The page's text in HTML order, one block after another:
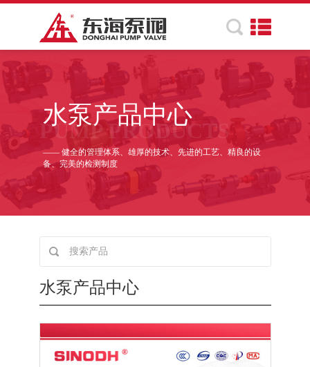
水泵产品中心
PUMP PRODUCTS
—— 健全的管理体系、雄厚的技术、先进的工艺、精良的设
备、完美的检测制度
水泵产品中心